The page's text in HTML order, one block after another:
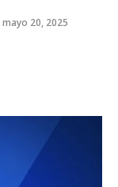
mayo 20, 2025